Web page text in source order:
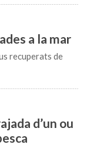
a la mar
recuperats de
d’un ou